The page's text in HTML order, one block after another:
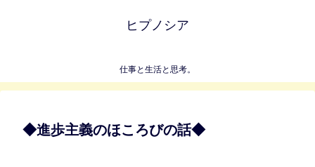
ヒプノシア
仕事と生活と思考。
◆進歩主義のほころびの話◆